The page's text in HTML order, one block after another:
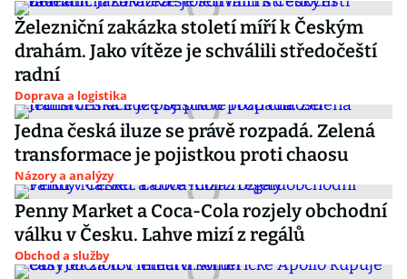
Železniční zakázka století míří k Českým
drahám. Jako vítěze je schválili středočeští
radní
Doprava a logistika
Jedna česká iluze se právě rozpadá. Zelená
transformace je pojistkou proti chaosu
Názory a analýzy
Penny Market a Coca-Cola rozjely obchodní
válku v Česku. Lahve mizí z regálů
Obchod a služby